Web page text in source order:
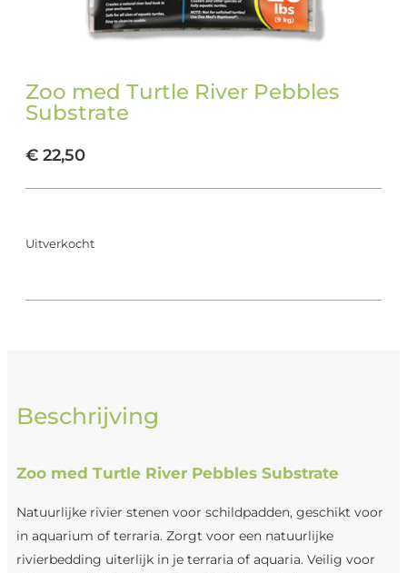
Zoo med Turtle River Pebbles
Substrate
€ 22,50
Uitverkocht
Beschrijving
Zoo med Turtle River Pebbles Substrate
Natuurlijke rivier stenen voor schildpadden, geschikt voor
in aquarium of terraria. Zorgt voor een natuurlijke
rivierbedding uiterlijk in je terraria of aquaria. Veilig voor